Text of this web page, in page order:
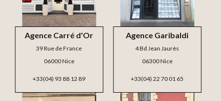
Agence Carré d'Or
39 Rue de France
06000 Nice
+33(04) 93 88 12 89
Agence Garibaldi
4 Bd Jean Jaurès
06300 Nice
+33(04) 22 70 01 65